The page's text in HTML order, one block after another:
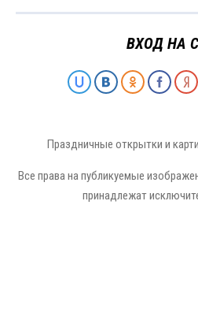
ВХОД НА
Праздничные открытки и
Все права на публикуемые
принадлежат